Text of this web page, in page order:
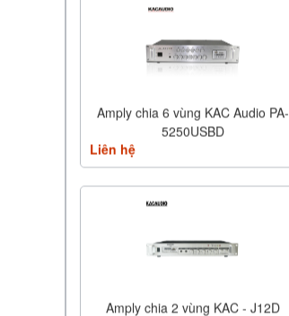
Amply chia 6 vùng KAC Audio PA-
5250USBD
Liên hệ
Amply chia 2 vùng KAC - J12D